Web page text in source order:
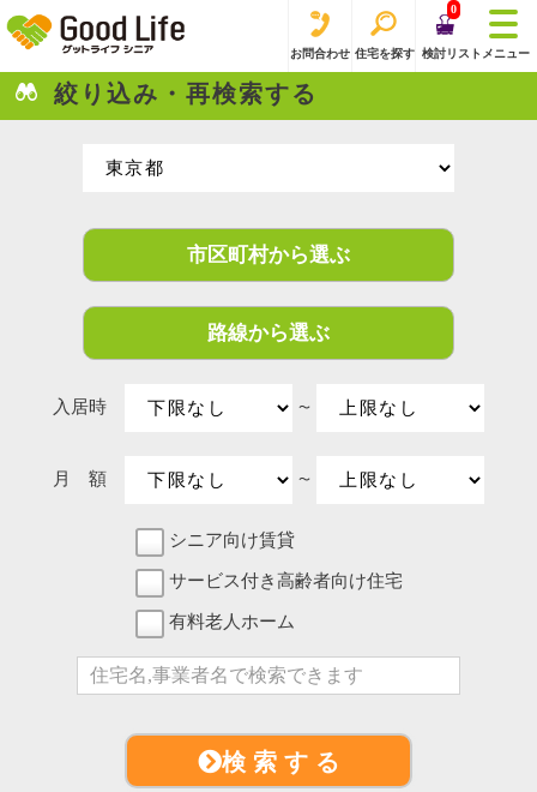
お問合わせ 住宅を探す
0
検討リスト メニュー
絞り込み・再検索する
市区町村から選ぶ
路線から選ぶ
入居時 〜
月 額 〜
シニア向け賃貸
サービス付き高齢者向け住宅
有料老人ホーム
検 索 す る